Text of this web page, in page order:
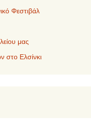
Φεστιβάλ
μας
στο Ελσίνκι